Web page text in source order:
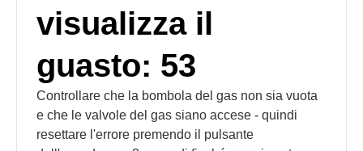
visualizza il
guasto: 53
Controllare che la bombola del gas non sia vuota
e che le valvole del gas siano accese - quindi
resettare l'errore premendo il pulsante